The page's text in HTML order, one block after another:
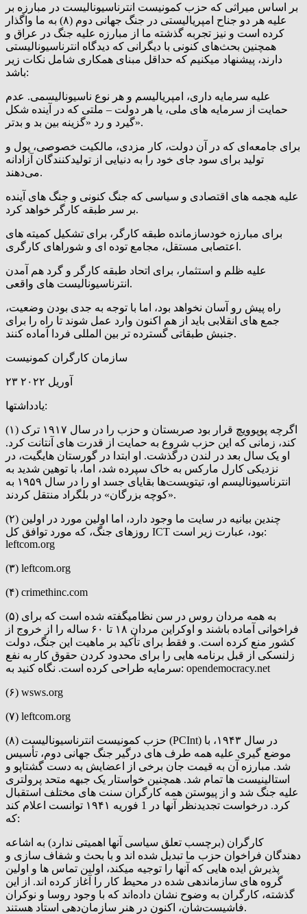
بر اساس میراثی که حزب کمونیست انترناسیونالیست در مبارزه بر
علیه هر دو جناح امپریالیستی در جنگ جهانی دوم (۸) به ما واگذار
کرده است و نیز تجربه گذشته ما از مبارزه علیه جنگ در عراق و
همچنین بحث‌های کنونی با دیگرانی که دیدگاه انترناسیونالیستی
دارند، پیشنهاد میکنیم که حداقل مبنای همکاری شامل نکات زیر
باشد:
علیه سرمایه داری، امپریالیسم و هر نوع ناسیونالیسمی. عدم
حمایت از سرمایه های ملی، یا هر دولت – ملتی که در آینده شکل
گیرد و رد «گزینه بین بد و بدتر».
برای جامعه‌ای که در آن دولت‌، کار مزدی، مالکیت خصوصی، پول و
تولید برای سود جای خود را به دنیایی از تولیدکنندگان آزادانه
می‌دهند.
علیه هجمه های اقتصادی و سیاسی که جنگ کنونی و جنگ های آینده
بر سر طبقه کارگر خواهد کرد.
برای مبارزه خودسازمانده طبقه کارگر، برای تشکیل کمیته های
اعتصابی مستقل، مجامع توده ای و شوراهای کارگری.
علیه ظلم و استثمار، برای اتحاد طبقه کارگر و گرد هم آمدن
انترناسیونالیست های واقعی.
راه پیش رو آسان نخواهد بود، اما با توجه به جدی بودن وضعیت،
جمع های انقلابی باید از هم اکنون وارد عمل شوند تا راه را برای
جنبش طبقاتی گسترده تر بین المللی فردا آماده کنند.
سازمان کارگران کمونیست
۲۳ آوریل ۲۰۲۲
یادداشتها:
(۱) اگرچه پوپوویچ قرار بود صربستان و حزب را در سال ۱۹۱۷ ترک
کند، زمانی که این حزب شروع به حمایت از قدرت های آنتانت کرد.
او یک سال بعد در لندن درگذشت. او ابتدا در گورستان هایگیت، در
نزدیکی کارل مارکس به خاک سپرده شد، اما، با توهین شدید به
انترناسیونالیسم او، تیتویست‌ها بقایای جسد او را در سال ۱۹۵۹ به
«کوچه بزرگان» در بلگراد منتقل کردند.
(۲) چندین بیانیه در سایت ما وجود دارد، اما اولین مورد در اولین
روزهای جنگ، که مورد توافق کل ICT بود، عبارت زیر است:
leftcom.org
(۳) leftcom.org
(۴) crimethinc.com
(۵) به همه مردان روس در سن نظامیگفته شده است که برای
فراخوانی آماده باشند و اوکراین مردان ۱۸ تا ۶۰ ساله را از خروج از
کشور منع کرده است. و فقط برای تأکید بر ماهیت این جنگ، دولت
زلنسکی از قبل برنامه هایی را برای محدود کردن حقوق کار به نفع
سرمایه طراحی کرده است. نگاه کنید به: opendemocracy.net
(۶) wsws.org
(۷) leftcom.org
(۸) حزب کمونیست انترناسیونالیست (PCInt) در سال ۱۹۴۳، با
موضع گیری علیه همه طرف های درگیر جنگ جهانی دوم، تأسیس
شد. مبارزه آن به قیمت جان برخی از اعضایش به دست گشتاپو و
استالینیست ها تمام شد. همچنین خواستار یک جبهه متحد پرولتری
علیه جنگ شد و از پیوستن همه کارگران سنت های مختلف استقبال
کرد. درخواست تجدیدنظر آنها در 1 فوریه ۱۹۴۱ توانست اعلام کند
که:
کارگران (برچسب تعلق سیاسی آنها اهمیتی ندارد) به اشاعه
دهندگان فراخوان حزب ما تبدیل شده اند و با بحث و شفاف سازی و
پذیرش ایده هایی که آنها را توجیه میکند، اولین تماس ها و اولین
گروه های سازماندهی شده در محیط کار را آغاز کرده اند. از این
گذشته، کارگران به وضوح نشان داده‌اند که با وجود روسا و نوکران
فاشیست‌شان، اکنون در هنر سازمان‌دهی استاد هستند.